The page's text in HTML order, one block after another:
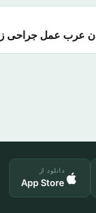
دانلود از
App Store